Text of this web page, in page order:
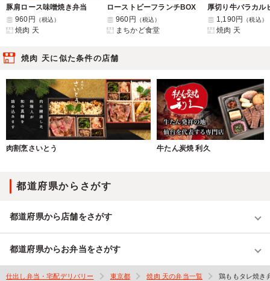
豚肩ロース味噌焼き弁当
960円
（税込）
焼肉 天
ローストビーフランチBOX
960円
（税込）
まちかど食堂
1,190円 （税込）
焼肉 天
焼肉 天に似た条件の店舗
肉割烹さいとう 牛たん炭焼 利久
都道府県からさがす
都道府県から店舗をさがす
都道府県からお弁当をさがす
仕出し弁当・宅配デリバリー 東京都 焼肉 天の弁当一覧 鶏ももタレ焼き